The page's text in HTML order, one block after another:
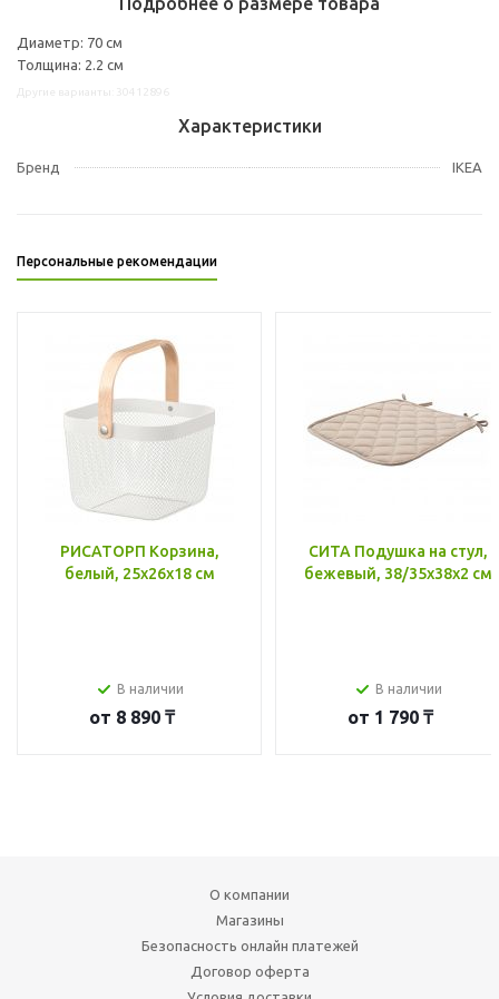
Диаметр: 70 см
Толщина: 2.2 см
Характеристики
Бренд IKEA
Персональные рекомендации
РИСАТОРП Корзина,
белый, 25x26x18 см
В наличии
от 8 890 ₸
СИТА Подушка на стул,
бежевый, 38/35x38x2 см
В наличии
от 1 790 ₸
О компании
Магазины
Безопасность онлайн платежей
Договор оферта